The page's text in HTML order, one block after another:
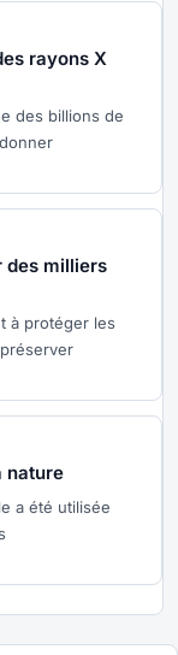
rayons X
des billions de
des milliers
à protéger les
nature
a été utilisée